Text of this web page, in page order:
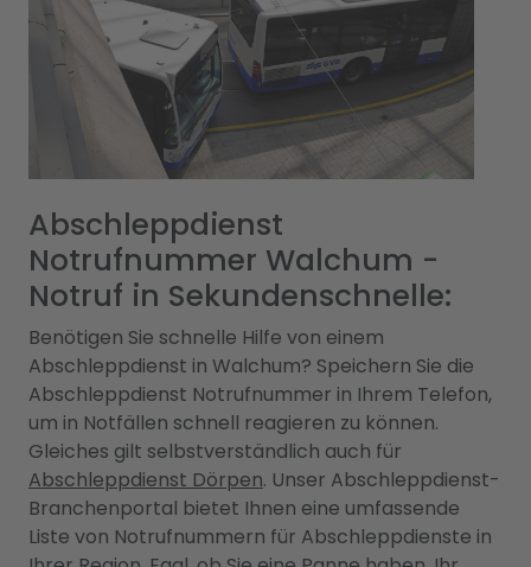
Abschleppdienst
Notrufnummer Walchum -
Notruf in Sekundenschnelle:
Benötigen Sie schnelle Hilfe von einem
Abschleppdienst in Walchum? Speichern Sie die
Abschleppdienst Notrufnummer in Ihrem Telefon,
um in Notfällen schnell reagieren zu können.
Gleiches gilt selbstverständlich auch für
Abschleppdienst Dörpen. Unser Abschleppdienst-
Branchenportal bietet Ihnen eine umfassende
Liste von Notrufnummern für Abschleppdienste in